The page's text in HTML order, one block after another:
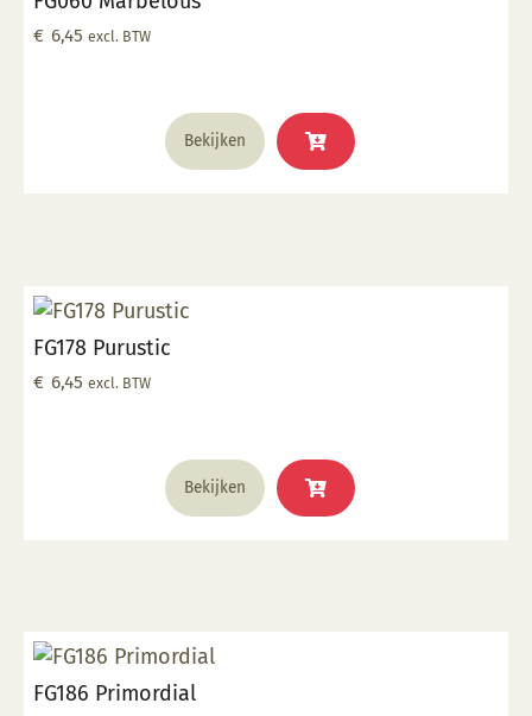
€ 6,45 excl. BTW
Bekijken
FG178 Purustic
€ 6,45 excl. BTW
Bekijken
FG186 Primordial